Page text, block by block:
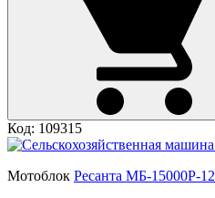
Код: 109315
Мотоблок Ресанта МБ-15000P-12